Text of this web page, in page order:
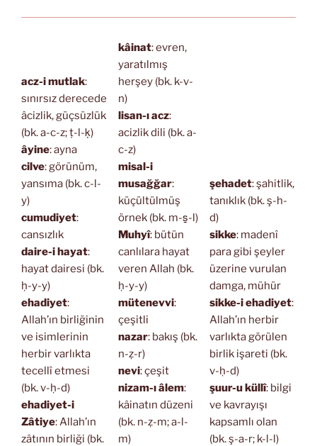
acz-i mutlak:
sınırsız derecede
âcizlik, güçsüzlük
(bk. a-c-z; ṭ-l-ḳ)
âyine: ayna
cilve: görünüm,
yansıma (bk. c-l-
y)
cumudiyet:
cansızlık
daire-i hayat:
hayat dairesi (bk.
ḥ-y-y)
ehadiyet:
Allah’ın birliğinin
ve isimlerinin
herbir varlıkta
tecellî etmesi
(bk. v-ḥ-d)
ehadiyet-i
Zâtiye: Allah’ın
zâtının birliği (bk.
kâinat: evren,
yaratılmış
herşey (bk. k-v-
n)
lisan-ı acz:
acizlik dili (bk. a-
c-z)
misal-i
musağğar:
küçültülmüş
örnek (bk. m-s̱-l)
Muhyî: bütün
canlılara hayat
veren Allah (bk.
ḥ-y-y)
mütenevvi:
çeşitli
nazar: bakış (bk.
n-ẓ-r)
nevi: çeşit
nizam-ı âlem:
kâinatın düzeni
(bk. n-ẓ-m; a-l-
m)
şehadet: şahitlik,
tanıklık (bk. ş-h-
d)
sikke: madenî
para gibi şeyler
üzerine vurulan
damga, mühür
sikke-i ehadiyet:
Allah’ın herbir
varlıkta görülen
birlik işareti (bk.
v-ḥ-d)
şuur-u küllî: bilgi
ve kavrayışı
kapsamlı olan
(bk. ş-a-r; k-l-l)